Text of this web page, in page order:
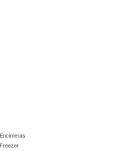
Encimeras
Freezer